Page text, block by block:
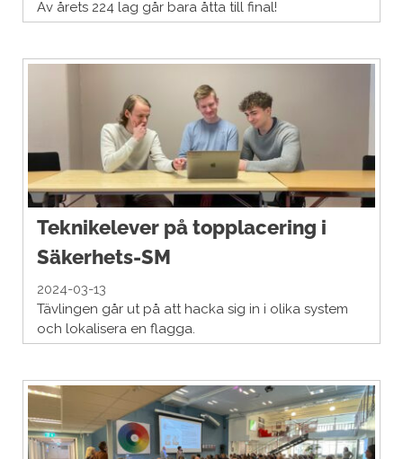
Av årets 224 lag går bara åtta till final!
Teknikelever på topplacering i
Säkerhets-SM
2024-03-13
Tävlingen går ut på att hacka sig in i olika system
och lokalisera en flagga.